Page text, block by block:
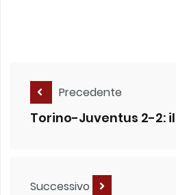
Precedente
Torino-Juventus 2-2:
Successivo